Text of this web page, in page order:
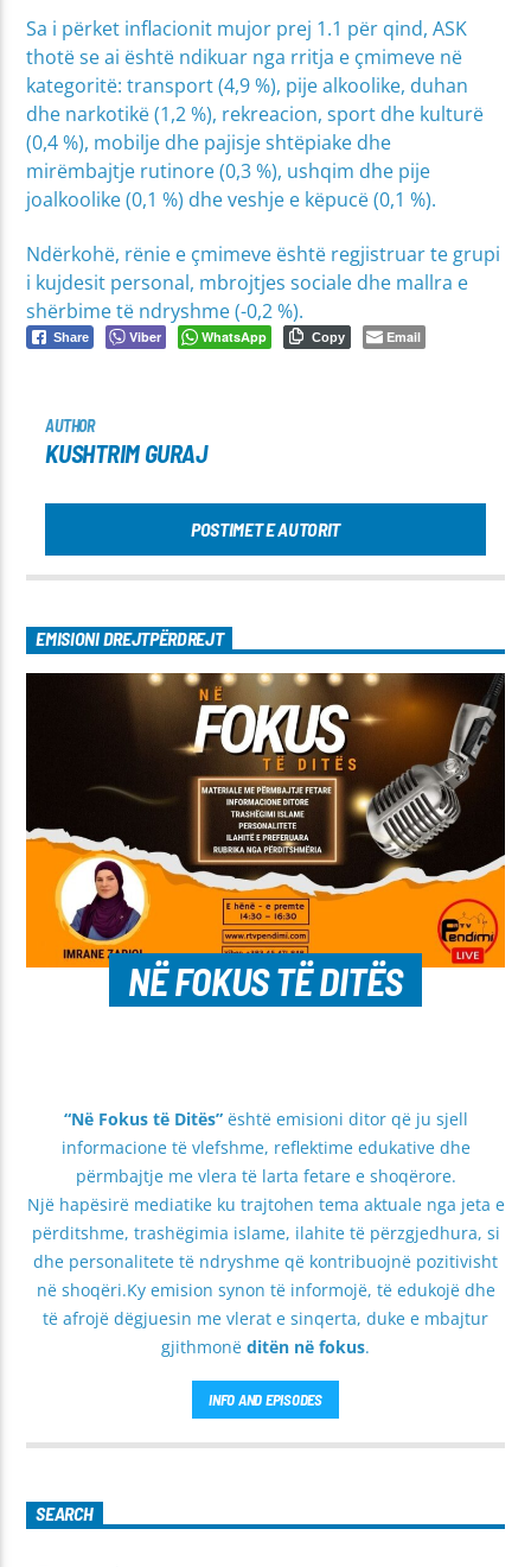
Sa i përket inflacionit mujor prej 1.1 për qind, ASK
thotë se ai është ndikuar nga rritja e çmimeve në
kategoritë: transport (4,9 %), pije alkoolike, duhan
dhe narkotikë (1,2 %), rekreacion, sport dhe kulturë
(0,4 %), mobilje dhe pajisje shtëpiake dhe
mirëmbajtje rutinore (0,3 %), ushqim dhe pije
joalkoolike (0,1 %) dhe veshje e këpucë (0,1 %).
Ndërkohë, rënie e çmimeve është regjistruar te grupi
i kujdesit personal, mbrojtjes sociale dhe mallra e
shërbime të ndryshme (-0,2 %).
Share Viber WhatsApp Copy Email
AUTHOR
KUSHTRIM GURAJ
POSTIMET E AUTORIT
EMISIONI DREJTPËRDREJT
NË FOKUS TË DITËS
“Në Fokus të Ditës”është emisioni ditor që ju sjell
informacione të vlefshme, reflektime edukative dhe
përmbajtje me vlera të larta fetare e shoqërore.
Një hapësirë mediatike ku trajtohen tema aktuale nga jeta e
përditshme, trashëgimia islame, ilahite të përzgjedhura, si
dhe personalitete të ndryshme që kontribuojnë pozitivisht
në shoqëri.Ky emision synon të informojë, të edukojë dhe
të afrojë dëgjuesin me vlerat e sinqerta, duke e mbajtur
gjithmonë ditën në fokus.
INFO AND EPISODES
SEARCH